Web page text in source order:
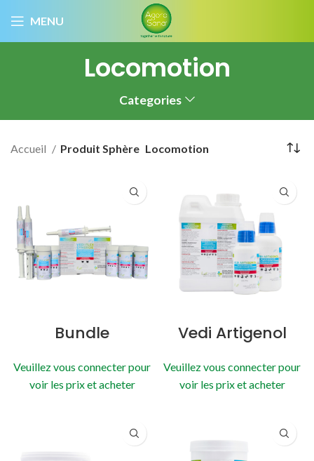
MENU
Locomotion
Categories
Accueil Produit Sphère Locomotion
Bundle
Veuillez vous connecter pour
voir les prix et acheter
Vedi Artigenol
Veuillez vous connecter pour
voir les prix et acheter